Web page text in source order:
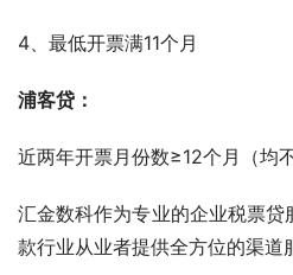
4、最低开票满11个月
浦客贷：
近两年开票月份数≥12个月（均
汇金数科作为专业的企业税票
款行业从业者提供全方位的渠道